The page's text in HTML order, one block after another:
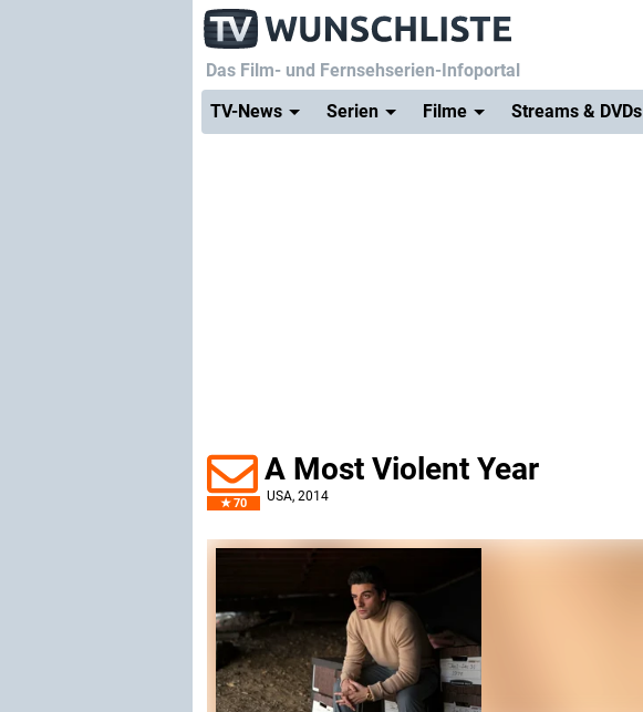
Das Film- und Fernsehserien-Infoportal
TV-News
Serien Filme Streams & DVDs
70
A Most Violent Year
USA, 2014